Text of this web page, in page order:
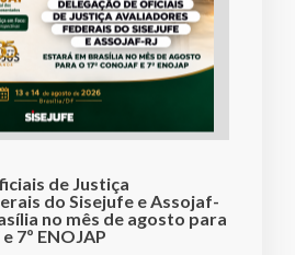
de Justiça
do Sisejufe e Assojaf-
no mês de agosto para
7º ENOJAP